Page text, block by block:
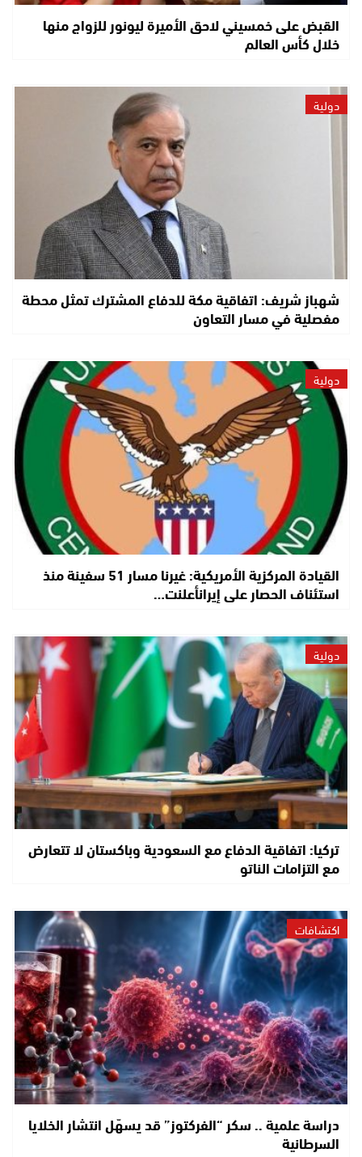
القبض على خمسيني لاحق الأميرة ليونور للزواج منها
خلال كأس العالم
دولية
شهباز شريف: اتفاقية مكة للدفاع المشترك تمثل محطة
مفصلية في مسار التعاون
دولية
القيادة المركزية الأمريكية: غيرنا مسار 51 سفينة منذ
استئناف الحصار على إيرانأعلنت…
دولية
تركيا: اتفاقية الدفاع مع السعودية وباكستان لا تتعارض
مع التزامات الناتو
اكتشافات
دراسة علمية .. سكر “الفركتوز” قد يسهّل انتشار الخلايا
السرطانية